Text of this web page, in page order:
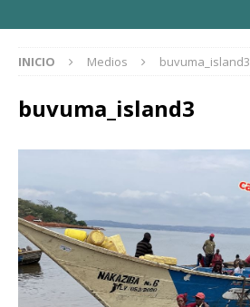
INICIO Medios buvuma_island3
buvuma_island3